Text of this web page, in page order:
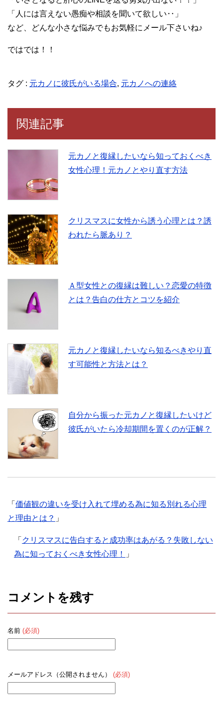
「人には言えない愚痴や相談を聞いて欲しい‥」
など、どんな小さな悩みでもお気軽にメール下さいね♪
ではでは！！
タグ : 元カノに彼氏がいる場合, 元カノへの連絡
関連記事
元カノと復縁したいなら知っておくべき
女性心理！元カノとやり直す方法
クリスマスに女性から誘う心理とは？誘
われたら脈あり？
Ａ型女性との復縁は難しい？恋愛の特徴
とは？告白の仕方とコツを紹介
元カノと復縁したいなら知るべきやり直
す可能性と方法とは？
自分から振った元カノと復縁したいけど
彼氏がいたら冷却期間を置くのが正解？
「 価値観の違いを受け入れて埋める為に知る別れる心理
と理由とは？ 」
「 クリスマスに告白すると成功率はあがる？失敗しない
為に知っておくべき女性心理！
」
コメントを残す
名前 (必須)
メールアドレス（公開されません） (必須)